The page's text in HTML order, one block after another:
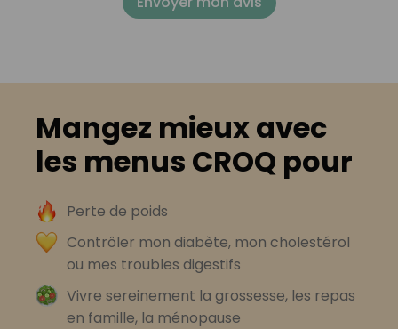
Mangez mieux avec
les menus CROQ pour
Perte de poids
Contrôler mon diabète, mon cholestérol
ou mes troubles digestifs
Vivre sereinement la grossesse, les repas
en famille, la ménopause